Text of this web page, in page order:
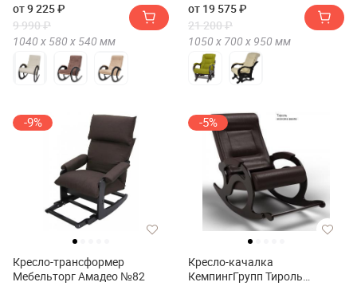
от 9 225 ₽
9 990 ₽
1040 х 580 х 540 мм
от 19 575 ₽
21 200 ₽
1050 х 700 х 950 мм
-9%
Кресло-трансформер
Мебельторг Амадео №82
-5%
Кресло-качалка
КемпингГрупп Тироль